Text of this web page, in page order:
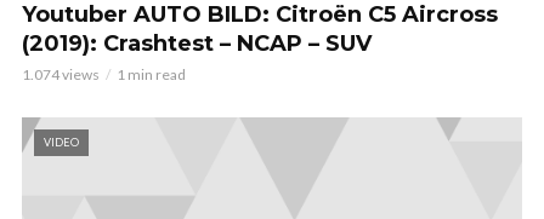
Youtuber AUTO BILD: Citroën C5 Aircross
(2019): Crashtest – NCAP – SUV
1.074 views 1 min read
VIDEO